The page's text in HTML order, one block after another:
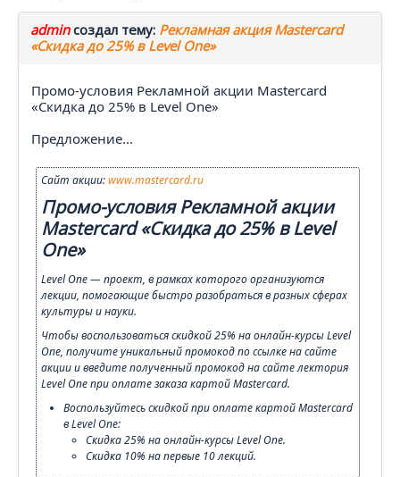
adminсоздал тему: Рекламная акция Mastercard
«Скидка до 25% в Level One»
Промо-условия Рекламной акции Mastercard
«Скидка до 25% в Level One»
Предложение...
Сайт акции:www.mastercard.ru
Промо-условия Рекламной акции
Mastercard «Скидка до 25% в Level
One»
Level One — проект, в рамках которого организуются
лекции, помогающие быстро разобраться в разных сферах
культуры и науки.
Чтобы воспользоваться скидкой 25% на онлайн-курсы Level
One, получите уникальный промокод по ссылке на сайте
акции и введите полученный промокод на сайте лектория
Level One при оплате заказа картой Mastercard.
Воспользуйтесь скидкой при оплате картой Mastercard
в Level One:
Скидка 25% на онлайн-курсы Level One.
Скидка 10% на первые 10 лекций.